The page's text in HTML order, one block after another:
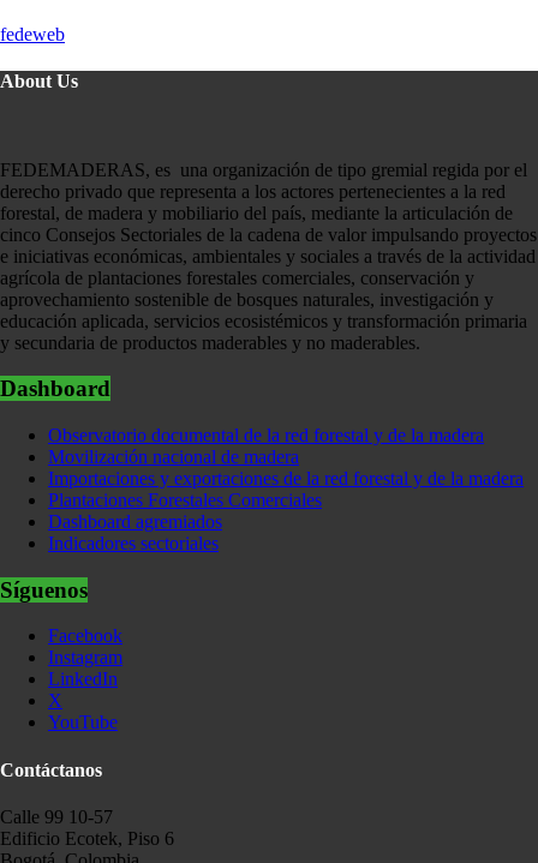
fedeweb
About Us
FEDEMADERAS, es una organización de tipo gremial regida por el
derecho privado que representa a los actores pertenecientes a la red
forestal, de madera y mobiliario del país, mediante la articulación de
cinco Consejos Sectoriales de la cadena de valor impulsando proyectos
e iniciativas económicas, ambientales y sociales a través de la actividad
agrícola de plantaciones forestales comerciales, conservación y
aprovechamiento sostenible de bosques naturales, investigación y
educación aplicada, servicios ecosistémicos y transformación primaria
y secundaria de productos maderables y no maderables.
Dashboard
Observatorio documental de la red forestal y de la madera
Movilización nacional de madera
Importaciones y exportaciones de la red forestal y de la madera
Plantaciones Forestales Comerciales
Dashboard agremiados
Indicadores sectoriales
Síguenos
Facebook
Instagram
LinkedIn
X
YouTube
Contáctanos
Calle 99 10-57
Edificio Ecotek, Piso 6